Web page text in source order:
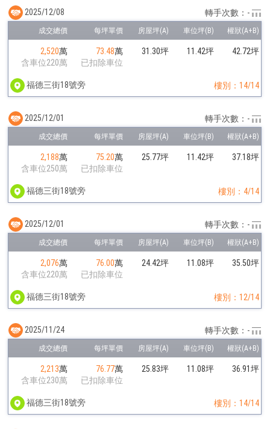
2,520萬
含車位220萬
73.48萬
已扣除車位
31.30坪 11.42坪 42.72坪
福德三街18號旁 樓別：14/14
2025/12/08 轉手次數：-
2,188萬
含車位250萬
75.20萬
已扣除車位
25.77坪 11.42坪 37.18坪
福德三街18號旁 樓別：4/14
2025/12/01 轉手次數：-
2,076萬
含車位220萬
76.00萬
已扣除車位
24.42坪 11.08坪 35.50坪
福德三街18號旁 樓別：12/14
2025/12/01 轉手次數：-
2,213萬
含車位230萬
76.77萬
已扣除車位
25.83坪 11.08坪 36.91坪
福德三街18號旁 樓別：14/14
2025/11/24 轉手次數：-